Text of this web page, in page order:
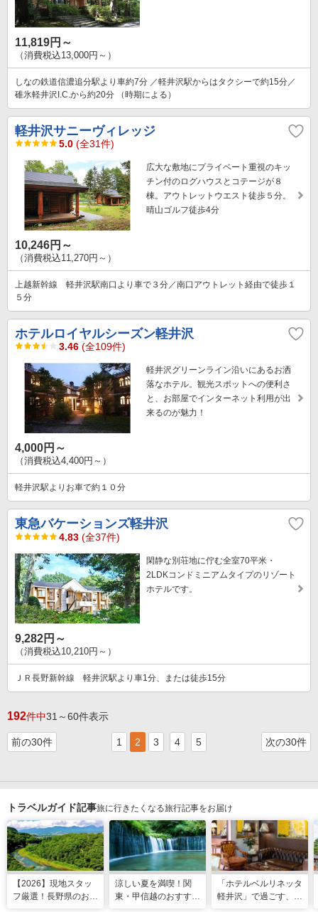
11,819円～
（消費税込13,000円～）
しなの鉄道信濃追分駅より車約7分 ／軽井沢駅からはタクシーで約15分／
碓氷軽井沢I.C.から約20分 （時期による）
軽井沢サニーヴィレッジ
5.0 (全31件)
広大な敷地にプライベート重視のキッ
チン付のログハウスとコテージが８
棟。アウトレットウエスト徒歩５分。
晴山ゴルフ徒歩4分
10,246円～
（消費税込11,270円～）
上越新幹線 軽井沢駅南口より車で３分／南口アウトレット経由で徒歩１
５分
ホテルロイヤルシーズン軽井沢
3.46 (全109件)
軽井沢グリーンライン沿いにあるお洒
落なホテル。観光スポットへの便利さ
と、お部屋でインターネット利用が出
来るのが魅力！
4,000円～
（消費税込4,400円～）
軽井沢駅よりお車で約１０分
東急バケーションズ軽井沢
4.83 (全37件)
閑静な別荘地に佇む全室70平米・
2LDKコンドミニアムタイプのリゾート
ホテルです。
9,282円～
（消費税込10,210円～）
ＪＲ長野新幹線 軽井沢駅より車1分、または徒歩15分
192件中31～60件表示
前の30件 1 2 3 4 5 次の30件
トラベルガイド記事旅に行きたくなる旅行記事をお届け
【2026】現地スタッ
フ厳選！長野県のおす
涼しい夏を満喫！関
東・甲信越のおすすめ
「ホテルベルリネッタ
軽井沢」で過ごす、ア